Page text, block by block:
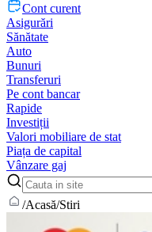
Cont curent
Asigurări
Sănătate
Auto
Bunuri
Transferuri
Pe cont bancar
Rapide
Investiții
Valori mobiliare de stat
Piața de capital
Vânzare gaj
/Acasă/Stiri